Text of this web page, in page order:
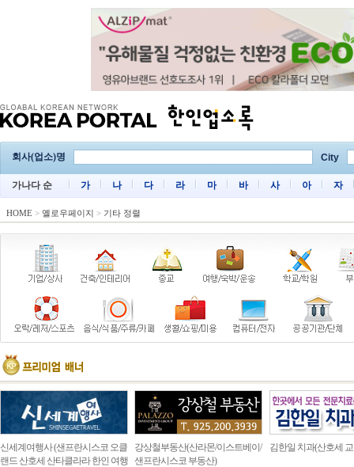
회사(업소)명 City
가나다 순 가 나 다 라 마 바 사 아 자
HOME > 옐로우페이지 > 기타 정렬
신세계여행사 (샌프란시스코 오클
랜드 산호세 산타클라라 한인 여행
강상철부동산(산라몬/이스트베이/
샌프란시스코 부동산)
김한일 치과(산호세